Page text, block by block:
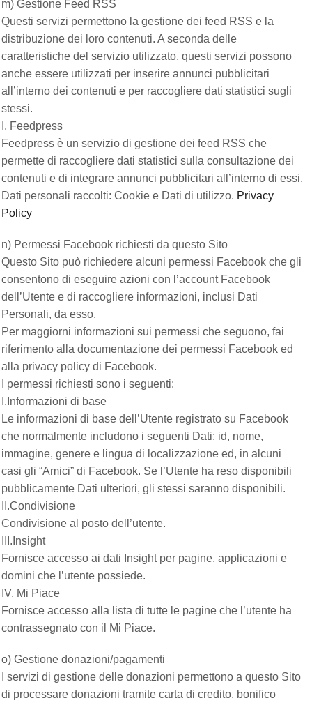
m) Gestione Feed RSS
Questi servizi permettono la gestione dei feed RSS e la
distribuzione dei loro contenuti. A seconda delle
caratteristiche del servizio utilizzato, questi servizi possono
anche essere utilizzati per inserire annunci pubblicitari
all’interno dei contenuti e per raccogliere dati statistici sugli
stessi.
I. Feedpress
Feedpress è un servizio di gestione dei feed RSS che
permette di raccogliere dati statistici sulla consultazione dei
contenuti e di integrare annunci pubblicitari all’interno di essi.
Dati personali raccolti: Cookie e Dati di utilizzo. Privacy
Policy
n) Permessi Facebook richiesti da questo Sito
Questo Sito può richiedere alcuni permessi Facebook che gli
consentono di eseguire azioni con l’account Facebook
dell’Utente e di raccogliere informazioni, inclusi Dati
Personali, da esso.
Per maggiorni informazioni sui permessi che seguono, fai
riferimento alla documentazione dei permessi Facebook ed
alla privacy policy di Facebook.
I permessi richiesti sono i seguenti:
I.Informazioni di base
Le informazioni di base dell’Utente registrato su Facebook
che normalmente includono i seguenti Dati: id, nome,
immagine, genere e lingua di localizzazione ed, in alcuni
casi gli “Amici” di Facebook. Se l’Utente ha reso disponibili
pubblicamente Dati ulteriori, gli stessi saranno disponibili.
II.Condivisione
Condivisione al posto dell’utente.
III.Insight
Fornisce accesso ai dati Insight per pagine, applicazioni e
domini che l’utente possiede.
IV. Mi Piace
Fornisce accesso alla lista di tutte le pagine che l’utente ha
contrassegnato con il Mi Piace.
o) Gestione donazioni/pagamenti
I servizi di gestione delle donazioni permettono a questo Sito
di processare donazioni tramite carta di credito, bonifico